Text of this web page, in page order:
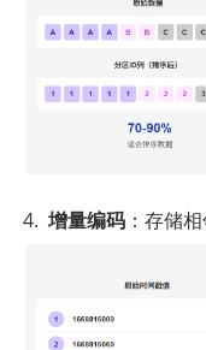
增量编码 ：存储